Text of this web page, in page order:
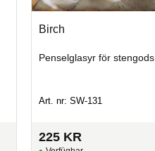
Birch
Penselglasyr för stengods
Art. nr: SW-131
225 KR